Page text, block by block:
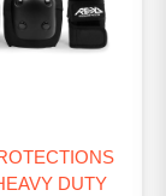
DUTY